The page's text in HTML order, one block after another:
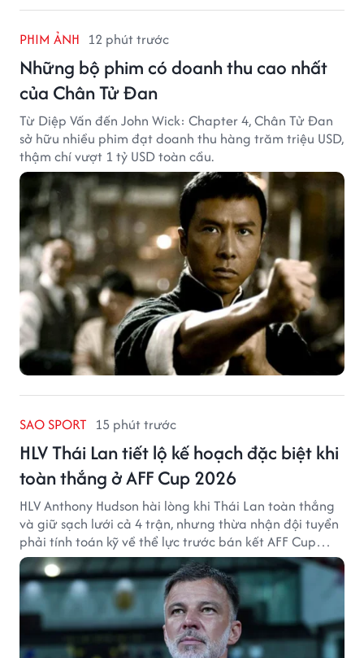
PHIM ẢNH 12 phút trước
Những bộ phim có doanh thu cao nhất
của Chân Tử Đan
Từ Diệp Vấn đến John Wick: Chapter 4, Chân Tử Đan
sở hữu nhiều phim đạt doanh thu hàng trăm triệu USD,
thậm chí vượt 1 tỷ USD toàn cầu.
SAO SPORT 15 phút trước
HLV Thái Lan tiết lộ kế hoạch đặc biệt khi
toàn thắng ở AFF Cup 2026
HLV Anthony Hudson hài lòng khi Thái Lan toàn thắng
và giữ sạch lưới cả 4 trận, nhưng thừa nhận đội tuyển
phải tính toán kỹ về thể lực trước bán kết AFF Cup
2026.